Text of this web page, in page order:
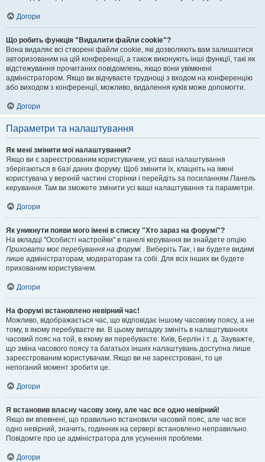
Догори
Що робить функція "Видалити файли cookie"?
Вона видаляє всі створені файли cookie, які дозволяють вам залишатися
авторизованим на цій конференції, а також виконують інші функції, такі як
відстежування прочитаних повідомлень, якщо вони увімкнені
адміністратором. Якщо ви відчуваєте труднощі з входом на конференцію
або виходом з конференції, можливо, видалення куків може допомогти.
Догори
Параметри та налаштування
Як мені змінити мої налаштування?
Якщо ви є зареєстрованим користувачем, усі ваші налаштування
зберігаються в базі даних форуму. Щоб змінити їх, клацніть на імені
користувача у верхній частині сторінки і перейдіть за посиланням Панель
керування. Там ви зможете змінити усі ваші налаштування та параметри.
Догори
Як уникнути появи мого імені в списку "Хто зараз на форумі"?
На вкладці "Особисті настройки" в панелі керування ви знайдете опцію
Приховати моє перебування на форумі . Виберіть Так, і ви будете видимі
лише адміністраторам, модераторам та собі. Для всіх інших ви будете
прихованим користувачем.
Догори
На форумі встановлено невірний час!
Можливо, відображається час, що відповідає іншому часовому поясу, а не
тому, в якому перебуваєте ви. В цьому випадку змініть в налаштуваннях
часовий пояс на той, в якому ви перебуваєте: Київ, Берлін і т. д. Зауважте,
що зміна часового поясу та багатьох інших налаштувань доступна лише
зареєстрованим користувачам. Якщо ви не зареєстровані, то це
непоганий момент зробити це.
Догори
Я встановив власну часову зону, але час все одно невірний!
Якщо ви впевнені, що правильно встановили часовий пояс, але час все
одно невірний, значить, годинник на сервері встановлено неправильно.
Повідомте про це адміністратора для усунення проблеми.
Догори